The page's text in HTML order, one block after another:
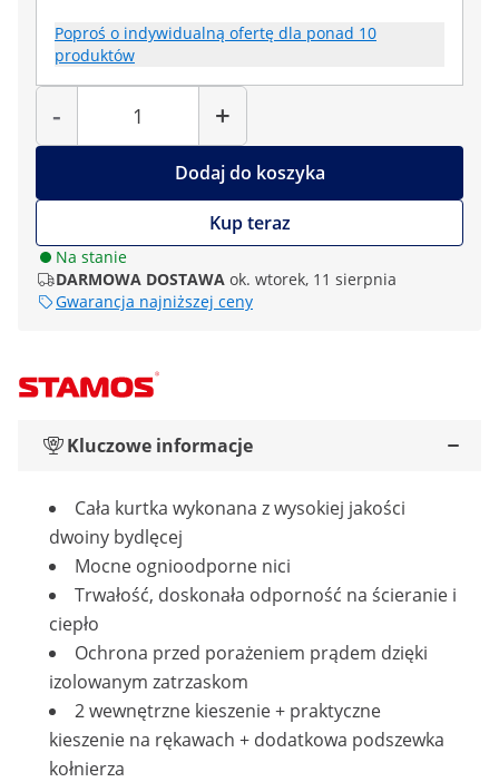
Poproś o indywidualną ofertę dla ponad 10
produktów
-
Liczba
+
Dodaj do koszyka
Kup teraz
Na stanie
DARMOWA DOSTAWA ok. wtorek, 11 sierpnia
Gwarancja najniższej ceny
Kluczowe informacje
Cała kurtka wykonana z wysokiej jakości
dwoiny bydlęcej
Mocne ognioodporne nici
Trwałość, doskonała odporność na ścieranie i
ciepło
Ochrona przed porażeniem prądem dzięki
izolowanym zatrzaskom
2 wewnętrzne kieszenie + praktyczne
kieszenie na rękawach + dodatkowa podszewka
kołnierza